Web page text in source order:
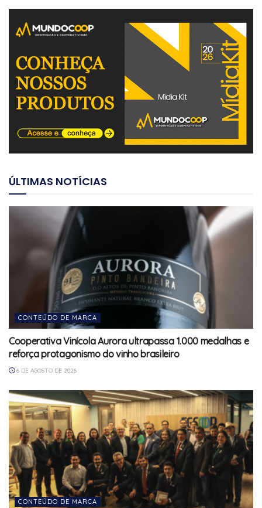
ÚLTIMAS NOTÍCIAS
CONTEÚDO DE MARCA
Cooperativa Vinícola Aurora ultrapassa 1.000 medalhas e
reforça protagonismo do vinho brasileiro
6 DE AGOSTO DE 2026
CONTEÚDO DE MARCA